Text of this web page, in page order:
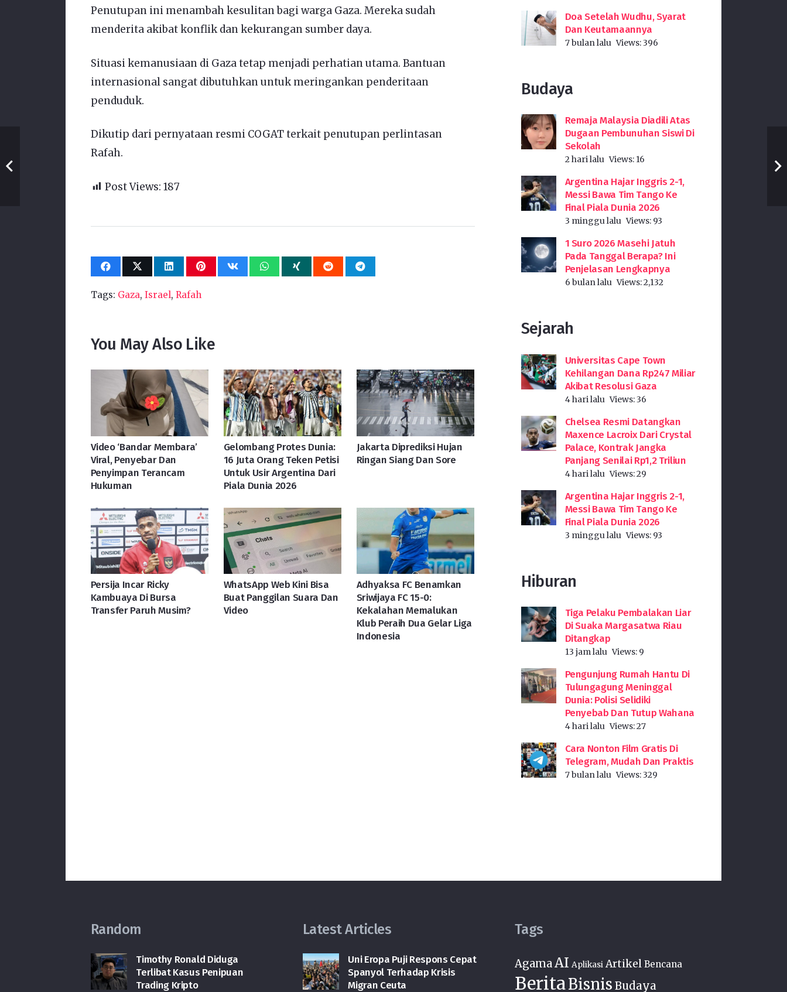
Penutupan ini menambah kesulitan bagi warga Gaza. Mereka sudah
menderita akibat konflik dan kekurangan sumber daya.
Situasi kemanusiaan di Gaza tetap menjadi perhatian utama. Bantuan
internasional sangat dibutuhkan untuk meringankan penderitaan
penduduk.
Dikutip dari pernyataan resmi COGAT terkait penutupan perlintasan
Rafah.
Post Views: 187
Tags: Gaza, Israel, Rafah
You May Also Like
Video ‘Bandar Membara’
Viral, Penyebar Dan
Penyimpan Terancam
Hukuman
Gelombang Protes Dunia:
16 Juta Orang Teken Petisi
Untuk Usir Argentina Dari
Piala Dunia 2026
Jakarta Diprediksi Hujan
Ringan Siang Dan Sore
Persija Incar Ricky
Kambuaya Di Bursa
Transfer Paruh Musim?
WhatsApp Web Kini Bisa
Buat Panggilan Suara Dan
Video
Adhyaksa FC Benamkan
Sriwijaya FC 15-0:
Kekalahan Memalukan
Klub Peraih Dua Gelar Liga
Indonesia
Doa Setelah Wudhu, Syarat
Dan Keutamaannya
7 bulan lalu Views:396
Budaya
Remaja Malaysia Diadili Atas
Dugaan Pembunuhan Siswi Di
Sekolah
2 hari lalu Views: 16
Argentina Hajar Inggris 2-1,
Messi Bawa Tim Tango Ke
Final Piala Dunia 2026
3 minggu lalu Views: 93
1 Suro 2026 Masehi Jatuh
Pada Tanggal Berapa? Ini
Penjelasan Lengkapnya
6 bulan lalu Views:2,132
Sejarah
Universitas Cape Town
Kehilangan Dana Rp247 Miliar
Akibat Resolusi Gaza
4 hari lalu Views:36
Chelsea Resmi Datangkan
Maxence Lacroix Dari Crystal
Palace, Kontrak Jangka
Panjang Senilai Rp1,2 Triliun
4 hari lalu Views:29
Argentina Hajar Inggris 2-1,
Messi Bawa Tim Tango Ke
Final Piala Dunia 2026
3 minggu lalu Views: 93
Hiburan
Tiga Pelaku Pembalakan Liar
Di Suaka Margasatwa Riau
Ditangkap
13 jam lalu Views: 9
Pengunjung Rumah Hantu Di
Tulungagung Meninggal
Dunia: Polisi Selidiki
Penyebab Dan Tutup Wahana
4 hari lalu Views:27
Cara Nonton Film Gratis Di
Telegram, Mudah Dan Praktis
7 bulan lalu Views:329
Random
Timothy Ronald Diduga
Terlibat Kasus Penipuan
Trading Kripto
Latest Articles
Uni Eropa Puji Respons Cepat
Spanyol Terhadap Krisis
Migran Ceuta
Tags
AgamaAI Aplikasi Artikel Bencana
BeritaBisnis Budaya